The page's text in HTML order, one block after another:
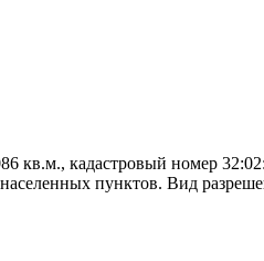
кв.м., кадастровый номер
пунктов. Вид